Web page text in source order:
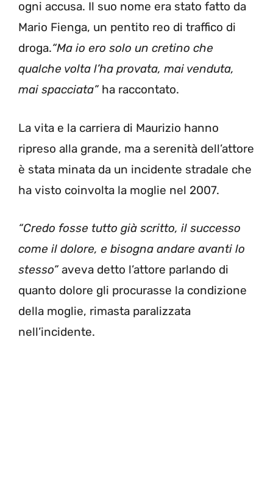
ogni accusa. Il suo nome era stato fatto da
Mario Fienga, un pentito reo di traffico di
droga.“Ma io ero solo un cretino che
qualche volta l’ha provata, mai venduta,
mai spacciata”ha raccontato.
La vita e la carriera di Maurizio hanno
ripreso alla grande, ma a serenità dell’attore
è stata minata da un incidente stradale che
ha visto coinvolta la moglie nel 2007.
“Credo fosse tutto già scritto, il successo
come il dolore, e bisogna andare avanti lo
stesso”aveva detto l’attore parlando di
quanto dolore gli procurasse la condizione
della moglie, rimasta paralizzata
nell’incidente.